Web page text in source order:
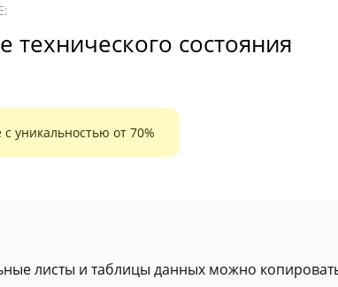
технического состояния
уникальностью от 70%
листы и таблицы данных можно